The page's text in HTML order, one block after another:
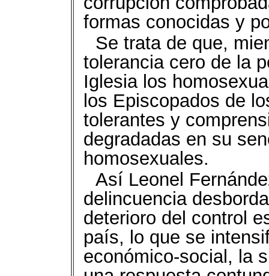
formas conocidas y
Se trata de que,
tolerancia cero de la
Iglesia los
los Episcopados de
tolerantes y
degradadas en su
homosexuales.
Así Leonel
delincuencia
deterioro del control
país, lo que se
económico-social, la